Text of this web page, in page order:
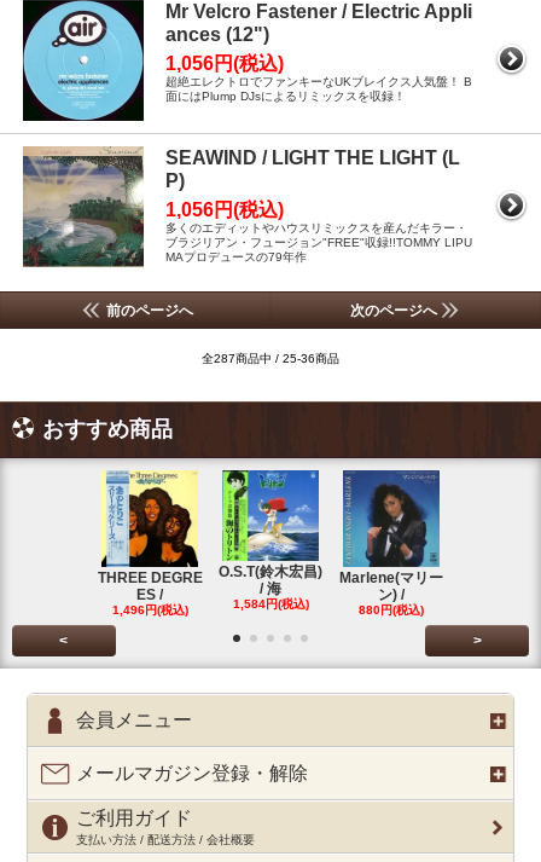
Mr Velcro Fastener / Electric Appli
ances (12")
1,056円(税込)
超絶エレクトロでファンキーなUKブレイクス人気盤！ B
面にはPlump DJsによるリミックスを収録！
SEAWIND / LIGHT THE LIGHT (L
P)
1,056円(税込)
多くのエディットやハウスリミックスを産んだキラー・
ブラジリアン・フュージョン"FREE"収録!!TOMMY LIPU
MAプロデュースの79年作
前のページへ 次のページへ
全287商品中 / 25-36商品
おすすめ商品
THREE DEGRE
ES /
1,496円(税込)
O.S.T(鈴木宏昌)
/ 海
1,584円(税込)
Marlene(マリー
ン) /
880円(税込)
< >
会員メニュー
メールマガジン登録・解除
ご利用ガイド
支払い方法 / 配送方法 / 会社概要